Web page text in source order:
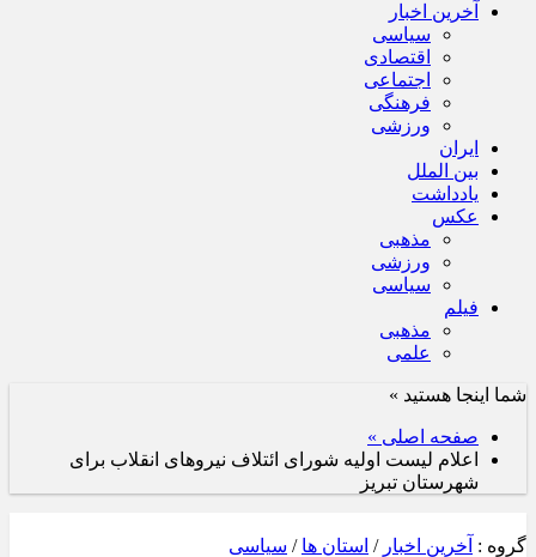
آخرین اخبار
سیاسی
اقتصادی
اجتماعی
فرهنگی
ورزشی
ایران
بین الملل
یادداشت
عکس
مذهبی
ورزشی
سیاسی
فیلم
مذهبی
علمی
شما اینجا هستید »
صفحه اصلی »
اعلام لیست اولیه شورای ائتلاف نیروهای انقلاب برای
شهرستان تبریز
گروه : آخرین اخبار / استان ها / سیاسی